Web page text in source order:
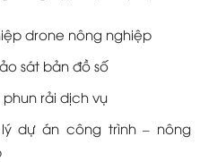
drone nông nghiệp
sát bản đồ số
rải dịch vụ
dự án công trình – nông